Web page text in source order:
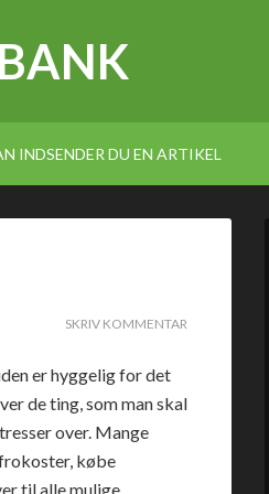
INDSENDER DU EN ARTIKEL
SKRIV KOMMENTAR
er hyggelig for det
de ting, som man skal
over. Mange
købe
til alle mulige